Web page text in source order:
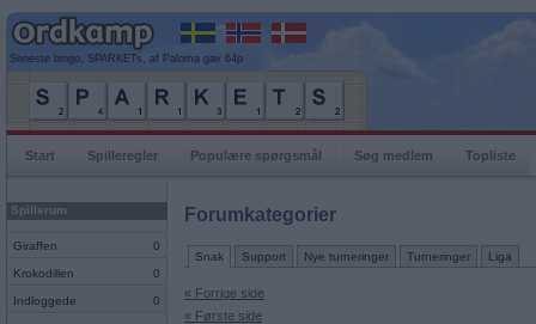
Seneste bingo, SPARKETs, af Paloma gav 64p
Start Spilleregler Populære spørgsmål Søg medlem Topliste
Spillerum
Giraffen 0
Krokodillen 0
Indloggede 0
Forumkategorier
Snak Support Nye turneringer Turneringer Liga
« Forrige side
« Første side